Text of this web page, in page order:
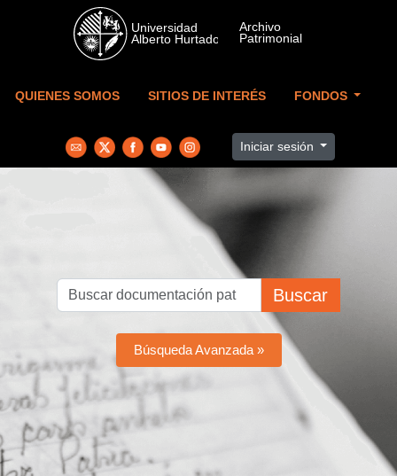
Skip to main content
QUIENES SOMOS SITIOS DE INTERÉS FONDOS
Iniciar sesión
Buscar
Búsqueda Avanzada »